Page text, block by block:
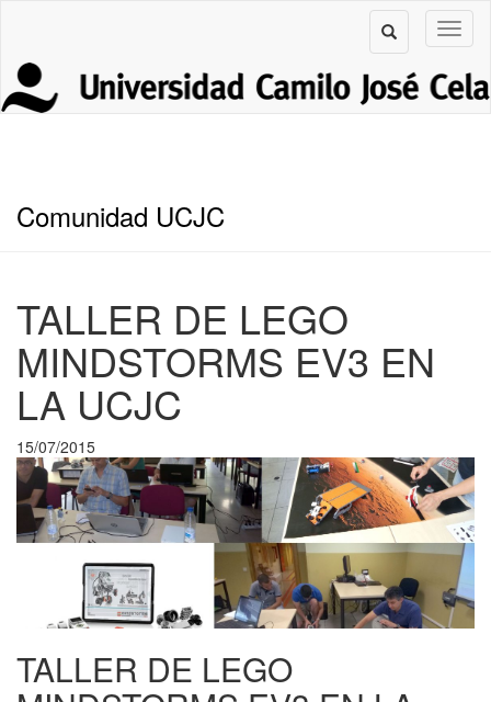
Comunidad UCJC
TALLER DE LEGO
MINDSTORMS EV3 EN
LA UCJC
15/07/2015
TALLER DE LEGO